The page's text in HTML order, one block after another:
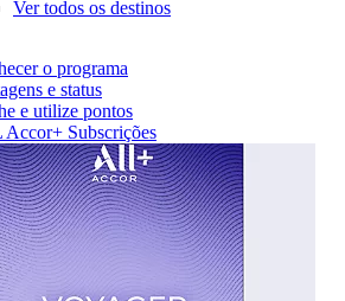
Ver todos os destinos
o programa
e status
e utilize pontos
Subscrições